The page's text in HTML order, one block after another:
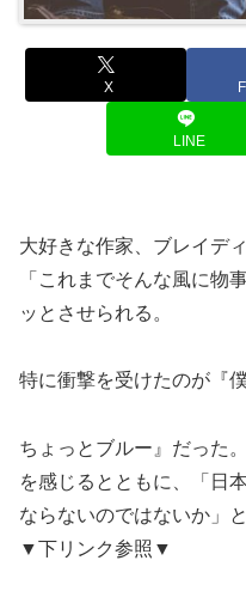
X
LINE
大好きな作家、ブレイデ
「これまでそんな風に物
ッとさせられる。
特に衝撃を受けたのが『
ちょっとブルー』だった
を感じるとともに、「日
ならないのではないか」
▼下リンク参照▼